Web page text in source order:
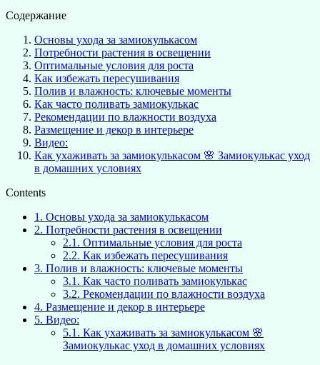
Содержание
Основы ухода за замиокулькасом
Потребности растения в освещении
Оптимальные условия для роста
Как избежать пересушивания
Полив и влажность: ключевые моменты
Как часто поливать замиокулькас
Рекомендации по влажности воздуха
Размещение и декор в интерьере
Видео:
Как ухаживать за замиокулькасом 🌸 Замиокулькас уход
в домашних условиях
Contents
1. Основы ухода за замиокулькасом
2. Потребности растения в освещении
2.1. Оптимальные условия для роста
2.2. Как избежать пересушивания
3. Полив и влажность: ключевые моменты
3.1. Как часто поливать замиокулькас
3.2. Рекомендации по влажности воздуха
4. Размещение и декор в интерьере
5. Видео:
5.1. Как ухаживать за замиокулькасом 🌸
Замиокулькас уход в домашних условиях